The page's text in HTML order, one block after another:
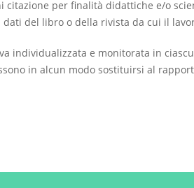
citazione per finalità didattiche e/o
del libro o della rivista da cui il
individualizzata e monitorata in
in alcun modo sostituirsi al